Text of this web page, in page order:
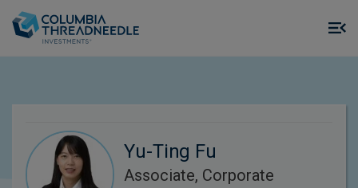
Yu-Ting Fu
Associate, Corporate